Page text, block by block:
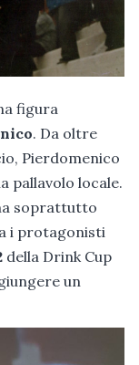
figura
. Da oltre
Pierdomenico
pallavolo locale.
soprattutto
i protagonisti
della Drink Cup
un